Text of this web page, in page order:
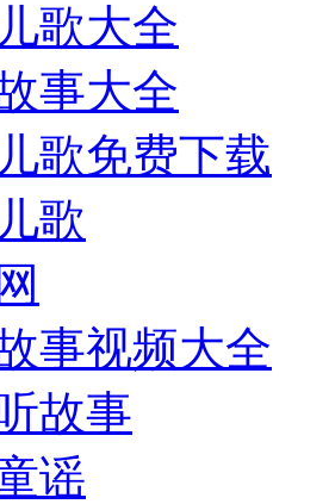
歌大全
事大全
歌免费下载
歌
事视频大全
故事
谣